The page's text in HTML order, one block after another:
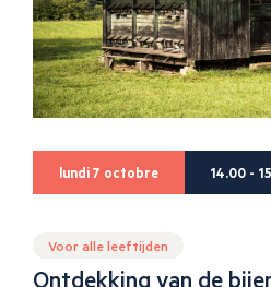
lundi 7 octobre 14.00 -
Voor alle leeftijden
Ontdekking van de